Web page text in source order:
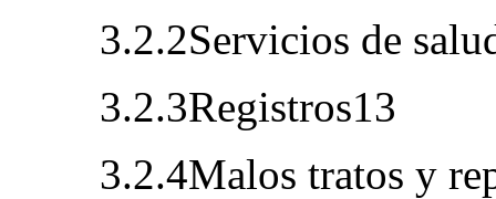
3.2.2Servicios de
3.2.3Registros13
3.2.4Malos tratos y